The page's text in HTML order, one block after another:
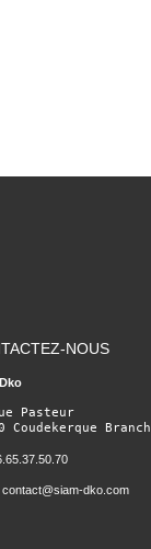
NOUS
Pasteur
Coudekerque
contact@siam-dko.com